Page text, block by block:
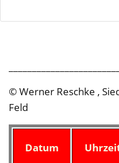
© Werner Reschke ,
Feld
Datum